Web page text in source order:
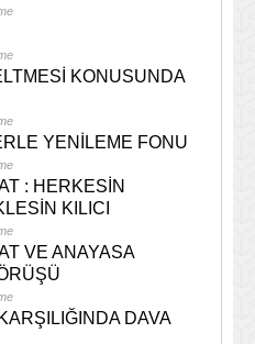
KONUSUNDA
YENİLEME FONU
: HERKESİN
KILICI
VE ANAYASA
DAVA